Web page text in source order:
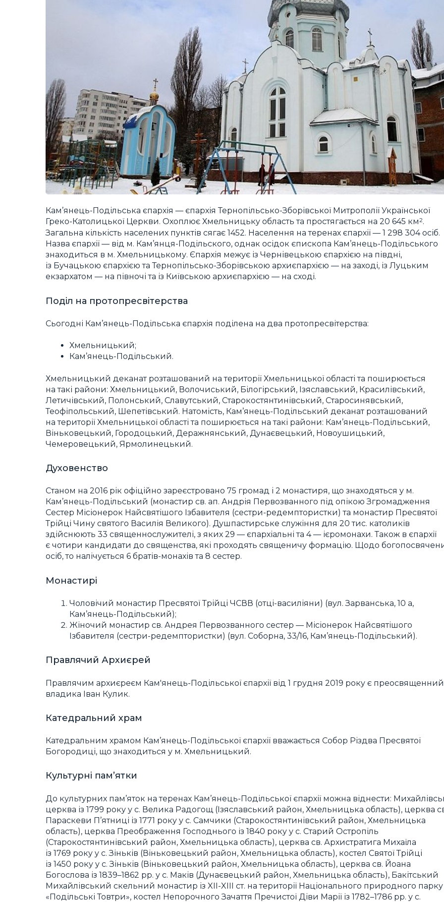
Кам’янець-Подільська єпархія — єпархія Тернопільсько-Зборівської Митрополії Української
Греко-Католицької Церкви. Охоплює Хмельницьку область та простягається на 20 645 км2.
Загальна кількість населених пунктів сягає 1452. Населення на теренах єпархії — 1 298 304 осіб.
Назва єпархії — від м. Кам’янця-Подільского, однак осідок єпископа Кам’янець-Подільського
знаходиться в м. Хмельницькому. Єпархія межує із Чернівецькою єпархією на півдні,
із Бучацькою єпархією та Тернопільсько-Зборівською архиєпархією — на заході, із Луцьким
екзархатом — на півночі та із Київською архиєпархією — на сході.
Поділ на протопресвітерства
Сьогодні Кам’янець-Подільська єпархія поділена на два протопресвітерства:
Хмельницький;
Кам’янець-Подільський.
Хмельницький деканат розташований на території Хмельницької області та поширюється
на такі райони: Хмельницький, Волочиський, Білогірський, Ізяславський, Красилівський,
Летичівський, Полонський, Славутський, Старокостянтинівський, Старосинявський,
Теофіпольський, Шепетівський. Натомість, Кам’янець-Подільський деканат розташований
на території Хмельницької області та поширюється на такі райони: Кам’янець-Подільський,
Віньковецький, Городоцький, Деражнянський, Дунаєвецький, Новоушицький,
Чемеровецький, Ярмолинецький.
Духовенство
Станом на 2016 рік офіційно зареєстровано 75 громад і 2 монастиря, що знаходяться у м.
Кам’янець-Подільський (монастир св. ап. Андрія Первозванного під опікою Згромадження
Сестер Місіонерок Найсвятішого Ізбавителя (сестри-редемптористки) та монастир Пресвятої
Трійці Чину святого Василія Великого). Душпастирське служіння для 20 тис. католиків
здійснюють 33 священнослужителі, з яких 29 — єпархіальні та 4 — ієромонахи. Також в єпархії
є чотири кандидати до священства, які проходять священичу формацію. Щодо
осіб, то налічується 6 братів-монахів та 8 сестер.
Монастирі
Чоловічий монастир Пресвятої Трійці ЧСВВ (отці-василіяни) (вул. Зарванська, 10 а,
Кам’янець-Подільський);
Жіночий монастир св. Андрея Первозванного сестер — Місіонерок Найсвятішого
Ізбавителя (сестри-редемптористки) (вул. Соборна, 33/16, Кам’янець-Подільський).
Правлячий Архиєрей
Правлячим архиєреєм Кам'янець-Подільської єпархії від 1 грудня 2019 року є преосвященний
владика Іван Кулик.
Катедральний храм
Катедральним храмом Кам’янець-Подільської єпархії вважається Собор Різдва Пресвятої
Богородиці, що знаходиться у м. Хмельницький.
Культурні пам’ятки
До культурних пам’яток на теренах Кам’янець-Подільської єпархії можна віднести:
церква із 1799 року у с. Велика Радогощ (Ізяславський район, Хмельницька область), церква
Параскеви П’ятниці із 1771 року у с. Самчики (Старокостянтинівський район, Хмельницька
область), церква Преображення Господнього із 1840 року у с. Старий Остропіль
(Старокостянтинівський район, Хмельницька область), церква св. Архистратига Михаїла
із 1769 року у с. Зіньків (Віньковецький район, Хмельницька область), костел Святої Трійці
із 1450 року у с. Зіньків (Віньковецький район, Хмельницька область), церква св. Йоана
Богослова із 1839–1862 рр. у с. Маків (Дунаєвецький район, Хмельницька область), Бакітський
Михайлівський скельний монастир із XII-XIII ст. на території Національного природного парку
«Подільські Товтри», костел Непорочного Зачаття Пречистої Діви Марії із 1782–1786 рр. у с.